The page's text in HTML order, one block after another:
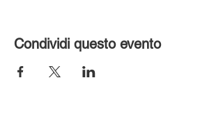
Condividi questo evento